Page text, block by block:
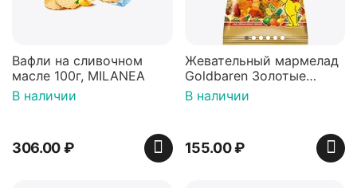
Вафли на сливочном
масле 100г, MILANEA
В наличии
306.00₽
Жевательный мармелад
Goldbaren Золотые
мишки 100г, Германия
В наличии
155.00₽